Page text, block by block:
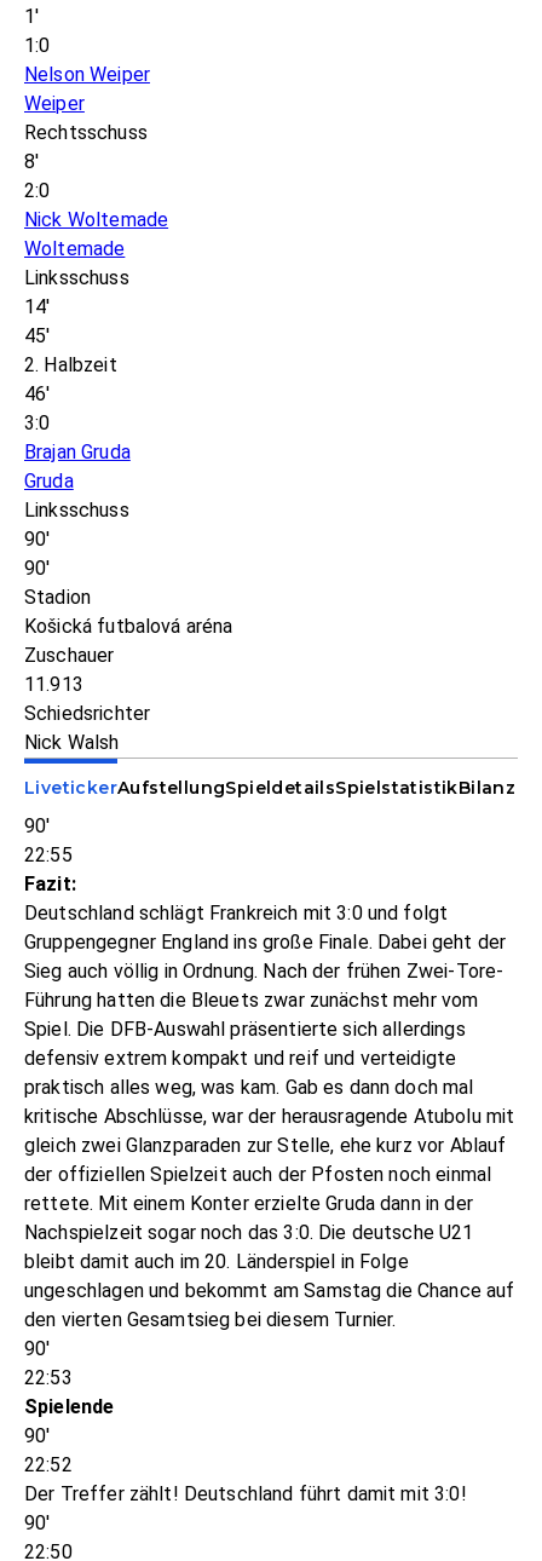
1'
1:0
Nelson Weiper
Weiper
Rechtsschuss
8'
2:0
Nick Woltemade
Woltemade
Linksschuss
14'
45'
2. Halbzeit
46'
3:0
Brajan Gruda
Gruda
Linksschuss
90'
90'
Stadion
Košická futbalová aréna
Zuschauer
11.913
Schiedsrichter
Nick Walsh
LivetickerAufstellungSpieldetailsSpielstatistikBilanz
90'
22:55
Fazit:
Deutschland schlägt Frankreich mit 3:0 und folgt
Gruppengegner England ins große Finale. Dabei geht der
Sieg auch völlig in Ordnung. Nach der frühen Zwei-Tore-
Führung hatten die Bleuets zwar zunächst mehr vom
Spiel. Die DFB-Auswahl präsentierte sich allerdings
defensiv extrem kompakt und reif und verteidigte
praktisch alles weg, was kam. Gab es dann doch mal
kritische Abschlüsse, war der herausragende Atubolu mit
gleich zwei Glanzparaden zur Stelle, ehe kurz vor Ablauf
der offiziellen Spielzeit auch der Pfosten noch einmal
rettete. Mit einem Konter erzielte Gruda dann in der
Nachspielzeit sogar noch das 3:0. Die deutsche U21
bleibt damit auch im 20. Länderspiel in Folge
ungeschlagen und bekommt am Samstag die Chance auf
den vierten Gesamtsieg bei diesem Turnier.
90'
22:53
Spielende
90'
22:52
Der Treffer zählt! Deutschland führt damit mit 3:0!
90'
22:50